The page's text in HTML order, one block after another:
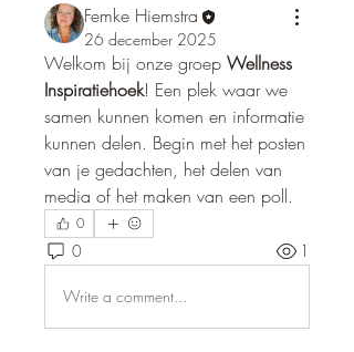
Femke Hiemstra
26 december 2025
Welkom bij onze groep Wellness
Inspiratiehoek! Een plek waar we
samen kunnen komen en informatie
kunnen delen. Begin met het posten
van je gedachten, het delen van
media of het maken van een poll.
0
0 1
Write a comment...